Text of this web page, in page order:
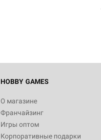
HOBBY GAMES
О магазине
Франчайзинг
Игры оптом
Корпоративные подарки